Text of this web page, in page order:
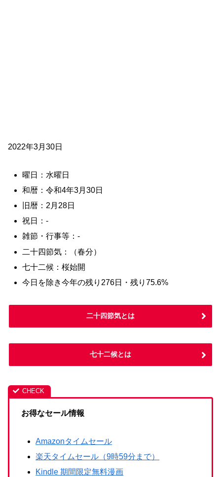
2022年3月30日
曜日：水曜日
和暦：令和4年3月30日
旧暦：2月28日
祝日：-
雑節・行事等：-
二十四節気：（春分）
七十二候：桜始開
今日を除き今年の残り276日・残り75.6%
二十四節気とは
七十二候とは
お得なセール情報
Amazonタイムセール
楽天タイムセール（9時59分まで）
Kindle 期間限定無料漫画